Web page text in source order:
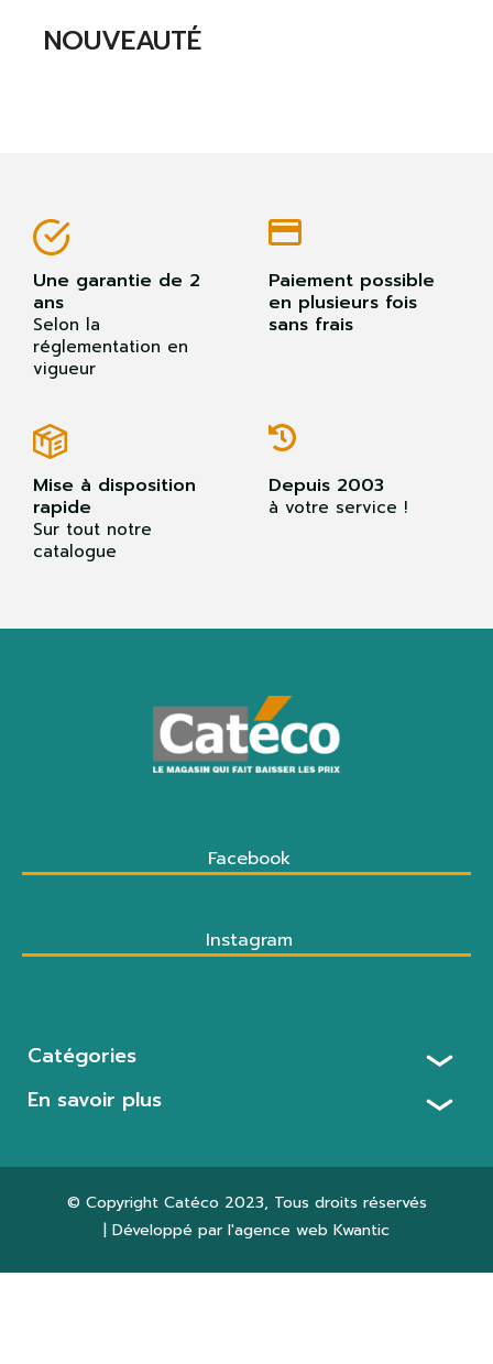
NOUVEAUTÉ
Une garantie de 2
ans
Selon la
réglementation en
vigueur
Paiement possible
en plusieurs fois
sans frais
Mise à disposition
rapide
Sur tout notre
catalogue
Depuis 2003
à votre service !
Facebook
Instagram
Catégories
En savoir plus
© Copyright Catéco 2023, Tous droits réservés
| Développé par l'agence web Kwantic